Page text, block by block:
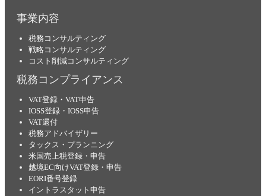
事業内容
税務コンサルティング
戦略コンサルティング
コスト削減コンサルティング
税務コンプライアンス
VAT登録・VAT申告
IOSS登録・IOSS申告
VAT還付
税務アドバイザリー
タックス・プランニング
米国売上税登録・申告
越境EC向けVAT登録・申告
EORI番号登録
イントラスタット申告